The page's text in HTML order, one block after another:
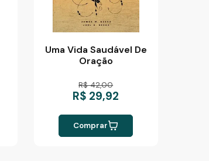
Uma Vida Saudável De
Oração
R$ 42,00
R$ 29,92
Comprar